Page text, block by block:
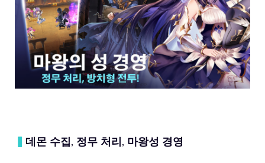
▍ 데몬 수집, 정무 처리, 마왕성 경영